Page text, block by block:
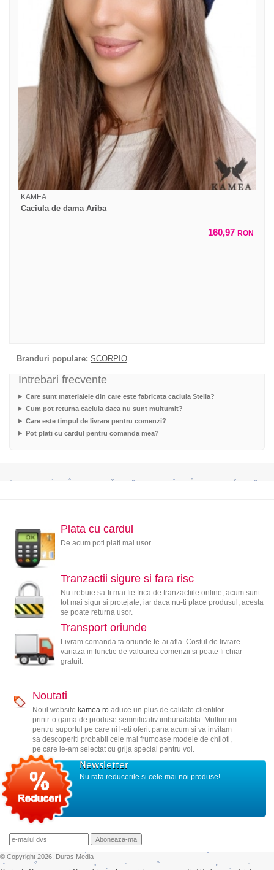
KAMEA
Caciula de dama Ariba
160,97 RON
Branduri populare: SCORPIO
Intrebari frecvente
Care sunt materialele din care este fabricata caciula Stella?
Cum pot returna caciula daca nu sunt multumit?
Care este timpul de livrare pentru comenzi?
Pot plati cu cardul pentru comanda mea?
Plata cu cardul
De acum poti plati mai usor
Tranzactii sigure si fara risc
Nu trebuie sa-ti mai fie frica de tranzactiile online, acum sunt
tot mai sigur si protejate, iar daca nu-ti place produsul, acesta
se poate returna usor.
Transport oriunde
Livram comanda ta oriunde te-ai afla. Costul de livrare
variaza in functie de valoarea comenzii si poate fi chiar
gratuit.
Noutati
Noul website kamea.roaduce un plus de calitate clientilor
printr-o gama de produse semnificativ imbunatatita. Multumim
pentru suportul pe care ni l-ati oferit pana acum si va invitam
sa descoperiti probabil cele mai frumoase modele de chiloti,
pe care le-am selectat cu grija special pentru voi.
Newsletter
Nu rata reducerile si cele mai noi produse!
© Copyright 2026, Duras Media